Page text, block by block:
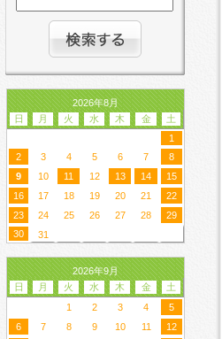
2026年8月
日
月 火 水 木 金
土
1
2
3 4 5 6 7
8
9
10 11 12 13 14
15
16
17 18 19 20 21
22
23
24 25 26 27 28
29
30
31
2026年9月
日
月 火 水 木 金
土
1
2 3 4
5
6
7 8 9 10 11
12